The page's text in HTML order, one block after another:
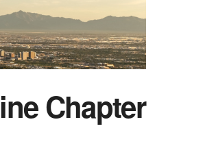
Chapter